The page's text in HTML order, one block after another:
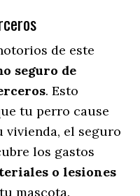
de este
seguro de
. Esto
tu perro cause
vivienda, el seguro
los gastos
o lesiones
mascota.